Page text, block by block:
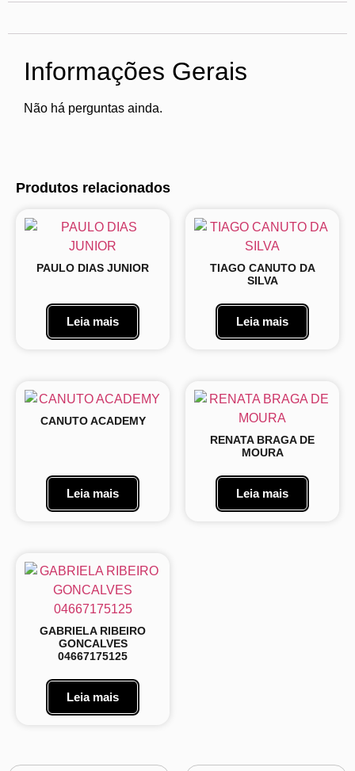
Informações Gerais
Não há perguntas ainda.
Produtos relacionados
PAULO DIAS JUNIOR
Leia mais
TIAGO CANUTO DA
SILVA
Leia mais
CANUTO ACADEMY
Leia mais
RENATA BRAGA DE
MOURA
Leia mais
GABRIELA RIBEIRO
GONCALVES
04667175125
Leia mais